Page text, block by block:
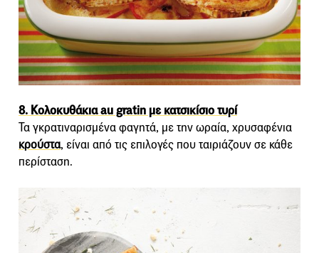
8. Κολοκυθάκια au gratin με κατσικίσιο τυρί
Τα γκρατιναρισμένα φαγητά, με την ωραία, χρυσαφένια
κρούστα, είναι από τις επιλογές που ταιριάζουν σε κάθε
περίσταση.